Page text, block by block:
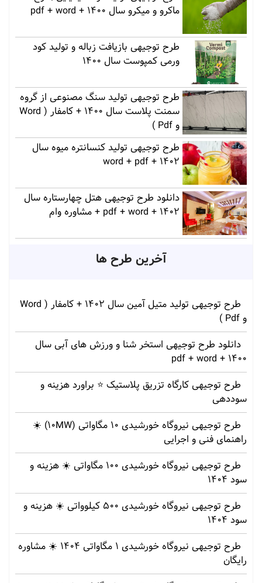
ماکرو و میکرو سال 1400 + pdf + word
طرح توجیهی بازیافت زباله و تولید کود
ورمی کمپوست سال 1400
طرح توجیهی تولید سنگ مصنوعی از گروه
سمنت پلاست سال 1400 + کامفار ( Word
و Pdf )
طرح توجیهی تولید کنسانتره میوه سال
1402 + word + pdf
دانلود طرح توجیهی هتل چهارستاره سال
1402 + pdf + word + مشاوره وام
آخرین طرح ها
طرح توجیهی تولید متیل آمین سال 1402 + کامفار ( Word
و Pdf )
دانلود طرح توجیهی استخر شنا و ورزش های آبی سال
1400 + pdf + word
طرح توجیهی کارگاه تزریق پلاستیک ⭐ براورد هزینه و
سوددهی
طرح توجیهی نیروگاه خورشیدی 10 مگاواتی (10MW) ☀️
راهنمای فنی و اجرایی
طرح توجیهی نیروگاه خورشیدی 100 مگاواتی ☀️ هزینه‌ و
سود 1404
طرح توجیهی نیروگاه خورشیدی 500 کیلوواتی ☀️ هزینه‌ و
سود 1404
طرح توجیهی نیروگاه خورشیدی 1 مگاواتی 1404 ☀️ مشاوره
رایگان